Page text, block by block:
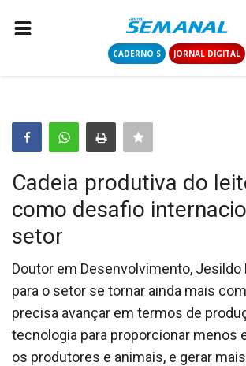
CADERNO S JORNAL DIGITAL
COLUNISTAS
CONTATO
LOGIN
CADASTRAR
CADERNO S
JORNAL DIGITAL
Cadeia produtiva do
como desafio
setor
Doutor em Desenvolvimento, Jesildo
para o setor se tornar ainda mais
precisa avançar em termos de
tecnologia para proporcionar menos
os produtores e animais, e gerar